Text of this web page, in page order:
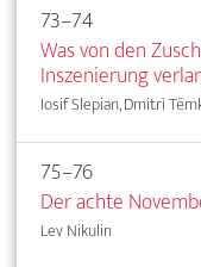
73–74
Was von den
Inszenierung
Iosif Slepian, Dmitri
75–76
Der achte
Lev Nikulin